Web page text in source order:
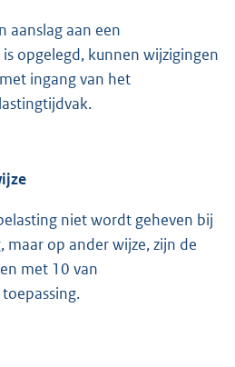
aanslag aan een
opgelegd, kunnen wijzigingen
ingang van het
niet wordt geheven bij
maar op ander wijze, zijn de
met 10 van